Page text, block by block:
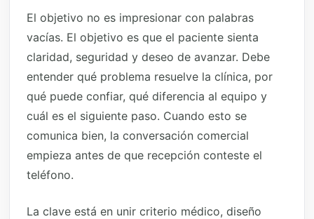
El objetivo no es impresionar con palabras
vacías. El objetivo es que el paciente sienta
claridad, seguridad y deseo de avanzar. Debe
entender qué problema resuelve la clínica, por
qué puede confiar, qué diferencia al equipo y
cuál es el siguiente paso. Cuando esto se
comunica bien, la conversación comercial
empieza antes de que recepción conteste el
teléfono.
La clave está en unir criterio médico, diseño